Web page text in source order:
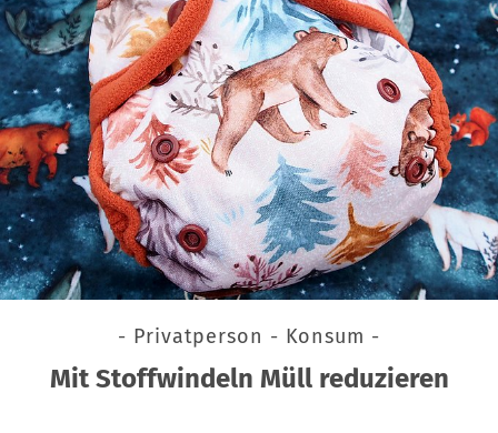
- Privatperson - Konsum -
Mit Stoffwindeln Müll reduzieren